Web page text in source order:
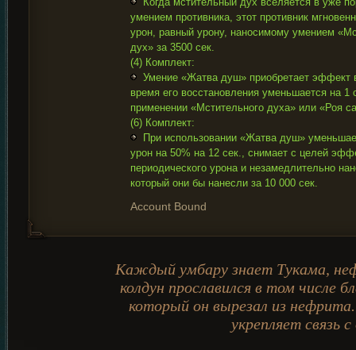
умением противника, этот противник
урон, равный урону, наносимому умением
дух» за 3500 сек.
(4) Комплект:
Умение «Жатва душ» приобретает эффект
время его восстановления уменьшается на 1
применении «Мстительного духа» или «Роя
(6) Комплект:
При использовании «Жатва душ»
урон на 50% на 12 сек., снимает с целей
периодического урона и незамедлительно
который они бы нанесли за 10 000 сек.
Account Bound
Каждый умбару знает Тукама,
колдун прославился в том числе
который он вырезал из
укрепляет связь